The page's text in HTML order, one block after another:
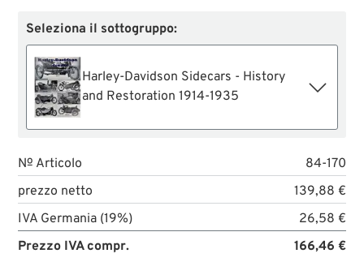
Seleziona il sottogruppo:
Harley-Davidson Sidecars - History
and Restoration 1914-1935
№ Articolo
84-170
prezzo netto
139,88 €
IVA Germania (19%)
26,58 €
Prezzo IVA compr.
166,46 €